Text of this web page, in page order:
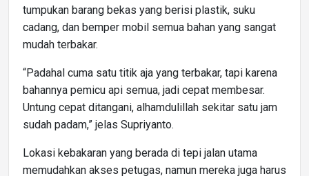
tumpukan barang bekas yang berisi plastik, suku
cadang, dan bemper mobil semua bahan yang sangat
mudah terbakar.
“Padahal cuma satu titik aja yang terbakar, tapi karena
bahannya pemicu api semua, jadi cepat membesar.
Untung cepat ditangani, alhamdulillah sekitar satu jam
sudah padam,” jelas Supriyanto.
Lokasi kebakaran yang berada di tepi jalan utama
memudahkan akses petugas, namun mereka juga harus